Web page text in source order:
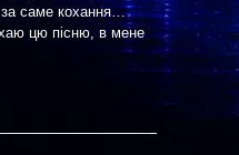
саме кохання…
цю пісню, в мене